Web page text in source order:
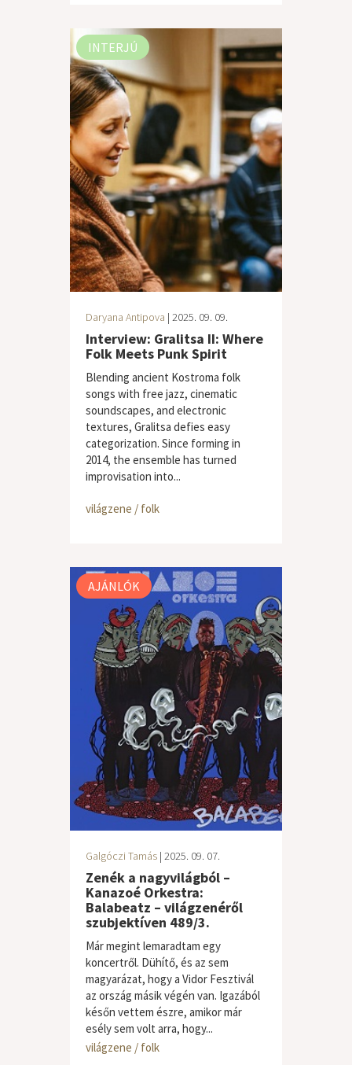
INTERJÚ
Daryana Antipova | 2025. 09. 09.
Interview: Gralitsa II: Where
Folk Meets Punk Spirit
Blending ancient Kostroma folk
songs with free jazz, cinematic
soundscapes, and electronic
textures, Gralitsa defies easy
categorization. Since forming in
2014, the ensemble has turned
improvisation into...
világzene / folk
AJÁNLÓK
Galgóczi Tamás | 2025. 09. 07.
Zenék a nagyvilágból –
Kanazoé Orkestra:
Balabeatz – világzenéről
szubjektíven 489/3.
Már megint lemaradtam egy
koncertről. Dühítő, és az sem
magyarázat, hogy a Vidor Fesztivál
az ország másik végén van. Igazából
későn vettem észre, amikor már
esély sem volt arra, hogy...
világzene / folk